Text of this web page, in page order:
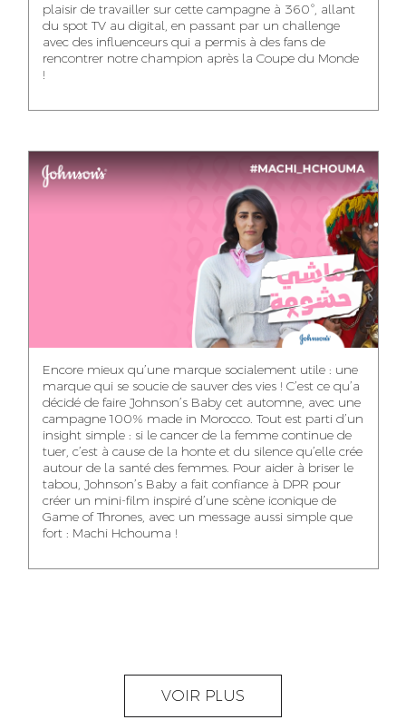
MERYEM OUALHAN
TRAFFIC MANAGER
JABRI AHMED
GRAPHIC
DESIGNER
WISSAL KHALIFI
INFLUENCE
MANAGER
HOUMALY
ILYASS EL ADANI
ART DIRECTOR
MAHA SAKOUT
HEAD OF SOCIAL &
CONTENT
KHADIJA RACHID
AYOUB HAMMOUDI
MOTION DESIGNER
SAWSANE LAHBIBI
PRODUCTION
DIRECTOR
ZAKARIA BENNANI
TRAFFIC MANAGER
NOUR-ELHOUDA
YOUBI IDRISSI
PROJECT
MANAGER
ABDELLATIF
KAOUKAB
AGENT
ADMINISTRATIF
KITANE
DIGITAL MANAGER
MOURAD LABHAR
AGENT
ADMINISTRATIF ET
LOGISTIQUE
NEAMA ALILOU
COMMUNITY
MANAGER
GHITA SFINY
DIGITAL MANAGER
MOSTAFA QROUNI
SENIOR
ACCOUNTANT
ACHRAF SAJID
MANAGER
AGENT DE
plaisir de travailler sur cette campagne à 360°, allant
du spot TV au digital, en passant par un challenge
avec des influenceurs qui a permis à des fans de
rencontrer notre champion après la Coupe du Monde
!
Encore mieux qu’une marque socialement utile : une
marque qui se soucie de sauver des vies ! C’est ce qu’a
décidé de faire Johnson’s Baby cet automne, avec une
campagne 100% made in Morocco. Tout est parti d’un
insight simple : si le cancer de la femme continue de
tuer, c’est à cause de la honte et du silence qu’elle crée
autour de la santé des femmes. Pour aider à briser le
tabou, Johnson’s Baby a fait confiance à DPR pour
créer un mini-film inspiré d’une scène iconique de
Game of Thrones, avec un message aussi simple que
fort : Machi Hchouma !
VOIR PLUS